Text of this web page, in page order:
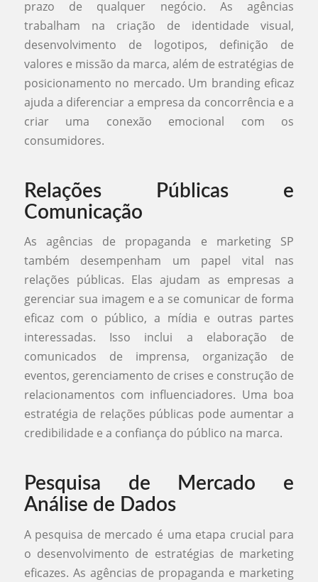
prazo de qualquer negócio. As agências
trabalham na criação de identidade visual,
desenvolvimento de logotipos, definição de
valores e missão da marca, além de estratégias de
posicionamento no mercado. Um branding eficaz
ajuda a diferenciar a empresa da concorrência e a
criar uma conexão emocional com os
consumidores.
Relações Públicas e
Comunicação
As agências de propaganda e marketing SP
também desempenham um papel vital nas
relações públicas. Elas ajudam as empresas a
gerenciar sua imagem e a se comunicar de forma
eficaz com o público, a mídia e outras partes
interessadas. Isso inclui a elaboração de
comunicados de imprensa, organização de
eventos, gerenciamento de crises e construção de
relacionamentos com influenciadores. Uma boa
estratégia de relações públicas pode aumentar a
credibilidade e a confiança do público na marca.
Pesquisa de Mercado e
Análise de Dados
A pesquisa de mercado é uma etapa crucial para
o desenvolvimento de estratégias de marketing
eficazes. As agências de propaganda e marketing